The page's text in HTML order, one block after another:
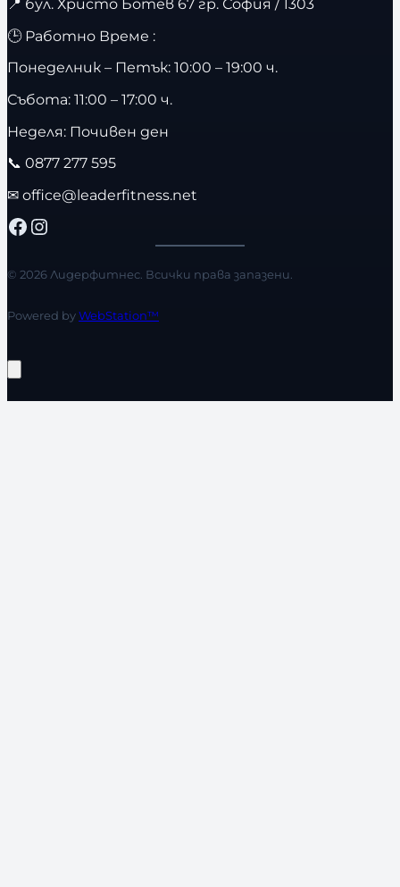
🕒 Работно Време :
Понеделник – Петък: 10:00 – 19:00 ч.
Събота: 11:00 – 17:00 ч.
Неделя: Почивен ден
📞 0877 277 595
✉ office@leaderfitness.net
Facebook Instagram
© 2026 Лидерфитнес. Всички права запазени.
Powered byWebStation™